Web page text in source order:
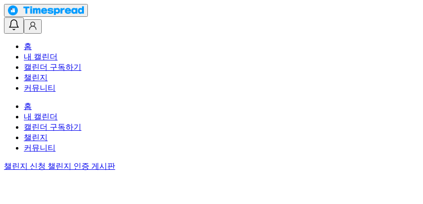
홈
내 캘린더
캘린더 구독하기
챌린지
커뮤니티
홈
내 캘린더
캘린더 구독하기
챌린지
커뮤니티
챌린지 신청 챌린지 인증 게시판